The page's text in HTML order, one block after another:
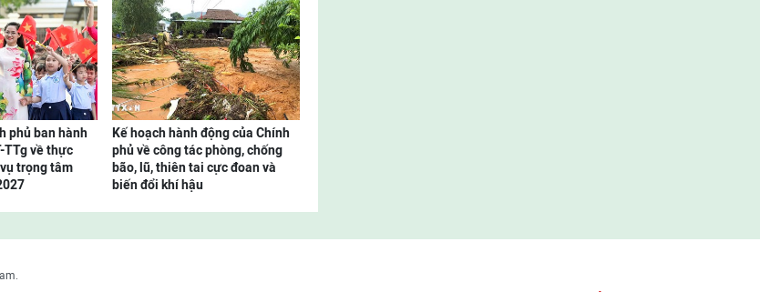
phủ ban hành
TTg về thực
trọng tâm
Kế hoạch hành động của Chính
phủ về công tác phòng, chống
bão, lũ, thiên tai cực đoan và
biến đổi khí hậu